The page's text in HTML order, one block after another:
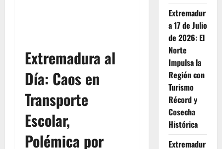
Extremadura al
Día: Caos en
Transporte
Escolar,
Polémica por
Extremadur
a 17 de Julio
de 2026: El
Norte
Impulsa la
Región con
Turismo
Récord y
Cosecha
Histórica
Extremadur